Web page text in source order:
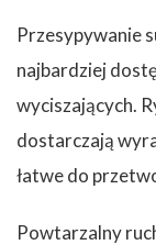
Przesypywanie
najbardziej
wyciszających.
dostarczają
łatwe do
Powtarzalny